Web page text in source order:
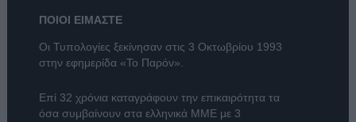
ΠΟΙΟΙ ΕΙΜΑΣΤΕ
Οι Τυπολογίες ξεκίνησαν στις 3 Οκτωβρίου 1993
στην εφημερίδα «Το Παρόν».
Επί 32 χρόνια καταγράφουν την επικαιρότητα τα
όσα συμβαίνουν στα ελληνικά ΜΜΕ με 3